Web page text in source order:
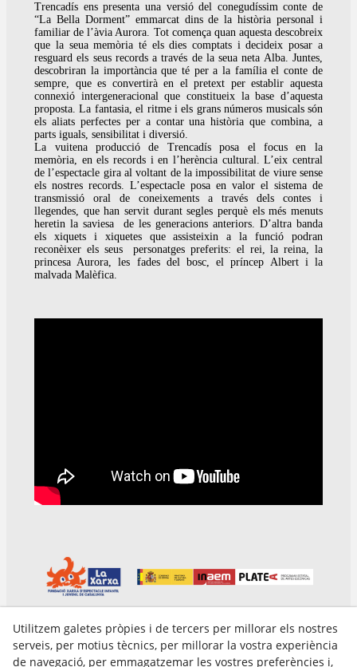
Trencadís ens presenta una versió del conegudíssim conte de
“La Bella Dorment” emmarcat dins de la història personal i
familiar de l’àvia Aurora. Tot comença quan aquesta descobreix
que la seua memòria té els dies comptats i decideix posar a
resguard els seus records a través de la seua neta Alba. Juntes,
descobriran la importància que té per a la família el conte de
sempre, que es convertirà en el pretext per establir aquesta
connexió intergeneracional que constitueix la base d’aquesta
proposta. La fantasia, el ritme i els grans números musicals són
els aliats perfectes per a contar una història que combina, a
parts iguals, sensibilitat i diversió.
La vuitena producció de Trencadís posa el focus en la
memòria, en els records i en l’herència cultural. L’eix central
de l’espectacle gira al voltant de la impossibilitat de viure sense
els nostres records. L’espectacle posa en valor el sistema de
transmissió oral de coneixements a través dels contes i
llegendes, que han servit durant segles perquè els més menuts
heretin la saviesa de les generacions anteriors. D’altra banda
els xiquets i xiquetes que assisteixin a la funció podran
reconèixer els seus personatges preferits: el rei, la reina, la
princesa Aurora, les fades del bosc, el príncep Albert i la
malvada Malèfica.
Utilitzem galetes pròpies i de tercers per millorar els nostres
serveis, per motius tècnics, per millorar la vostra experiència
de navegació, per emmagatzemar les vostres preferències i,